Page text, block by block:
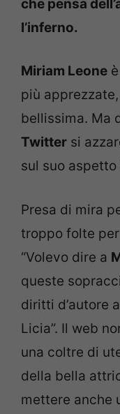
che pensa
l’inferno.
Miriam Leone
più
bellissima. Ma
Twitter si
sul suo
Presa di mira
troppo folte
“Volevo dire a
queste
diritti d’autore
Licia”. Il web
una coltre di
della bella
mettere anche